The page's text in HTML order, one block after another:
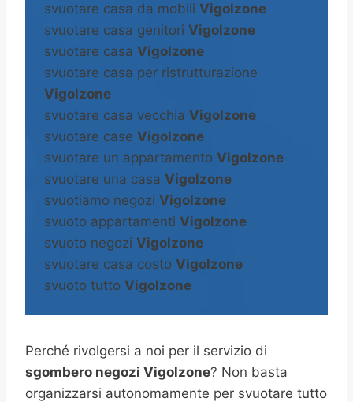
svuotare casa da mobili Vigolzone
svuotare casa genitori Vigolzone
svuotare casa Vigolzone
svuotare casa per ristrutturazione
Vigolzone
svuotare casa vecchia Vigolzone
svuotare case Vigolzone
svuotare un appartamento Vigolzone
svuotare una casa Vigolzone
svuotiamo negozi Vigolzone
svuoto appartamenti Vigolzone
svuoto negozi Vigolzone
svuotare casa costo Vigolzone
svuoto tutto Vigolzone
Perché rivolgersi a noi per il servizio di
sgombero negozi Vigolzone? Non basta
organizzarsi autonomamente per svuotare tutto